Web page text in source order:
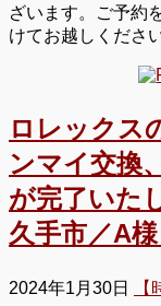
ざいます。ご予約
けてお越しくださ
ロレックス
ンマイ交換
が完了いた
久手市／A様
2024年1月30日